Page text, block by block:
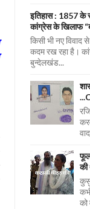
इतिहास : 1857 के
कांग्रेस के खिलाफ
किसी भी नए
कदम रख रहा है।
बुन्देलखंड...
की
को